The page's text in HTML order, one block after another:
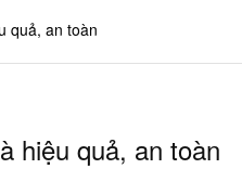
quả, an toàn
hiệu quả, an toàn